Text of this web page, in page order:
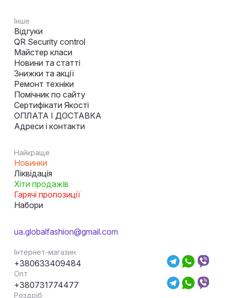
Інше
Відгуки
QR Security control
Майстер класи
Новини та статті
Знижки та акції
Ремонт техніки
Помічник по сайту
Сертифікати Якості
ОПЛАТА І ДОСТАВКА
Адреси і контакти
Найкраще
Новинки
Ліквідація
Хіти продажів
Гарячі пропозиції
Набори
ua.globalfashion@gmail.com
Інтернет-магазин
+380633409484
Опт
+380731774477
Роздріб